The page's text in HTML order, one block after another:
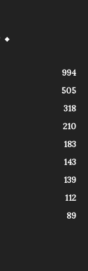
994
505
318
210
183
143
139
112
89